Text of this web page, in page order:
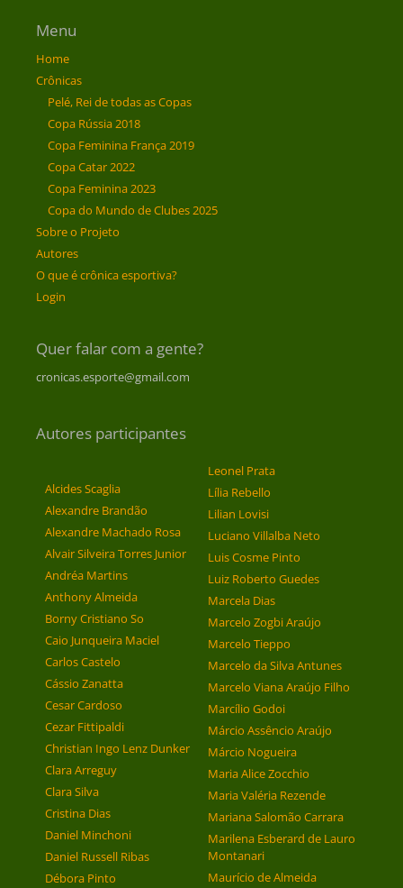
Menu
Home
Crônicas
Pelé, Rei de todas as Copas
Copa Rússia 2018
Copa Feminina França 2019
Copa Catar 2022
Copa Feminina 2023
Copa do Mundo de Clubes 2025
Sobre o Projeto
Autores
O que é crônica esportiva?
Login
Quer falar com a gente?
cronicas.esporte@gmail.com
Autores participantes
Alcides Scaglia
Alexandre Brandão
Alexandre Machado Rosa
Alvair Silveira Torres Junior
Andréa Martins
Anthony Almeida
Borny Cristiano So
Caio Junqueira Maciel
Carlos Castelo
Cássio Zanatta
Cesar Cardoso
Cezar Fittipaldi
Christian Ingo Lenz Dunker
Clara Arreguy
Clara Silva
Cristina Dias
Daniel Minchoni
Daniel Russell Ribas
Débora Pinto
Leonel Prata
Lília Rebello
Lilian Lovisi
Luciano Villalba Neto
Luis Cosme Pinto
Luiz Roberto Guedes
Marcela Dias
Marcelo Zogbi Araújo
Marcelo Tieppo
Marcelo da Silva Antunes
Marcelo Viana Araújo Filho
Marcílio Godoi
Márcio Assêncio Araújo
Márcio Nogueira
Maria Alice Zocchio
Maria Valéria Rezende
Mariana Salomão Carrara
Marilena Esberard de Lauro
Montanari
Maurício de Almeida